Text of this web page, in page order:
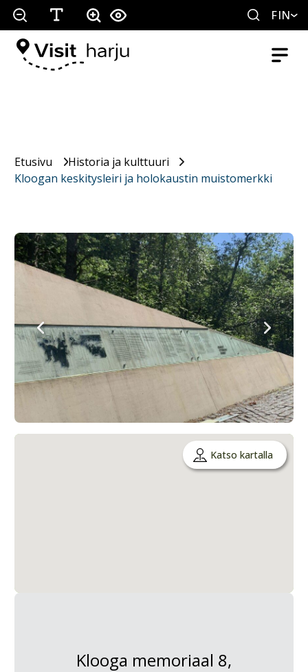
FIN
Etusivu
Historia ja kulttuuri
Kloogan keskitysleiri ja holokaustin muistomerkki
Katso kartalla
Klooga memoriaal 8,